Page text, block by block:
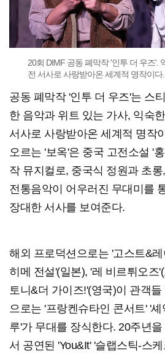
20회 DIMF 공동 폐막작 '인투 더 우즈'.
전 서사로 사랑받아온 세계적 명작이다
공동 폐막작 '인투 더 우즈'는 스
한 음악과 위트 있는 가사, 익숙
서사로 사랑받아온 세계적 명작
오르는 '보옥'은 중국 고전소설 '
작 뮤지컬로, 중국식 정원과 초
전통음악이 어우러진 무대미를
장대한 서사를 보여준다.
해외 프로덕션으로는 '고스트&
히메 전설'(일본), '레 비르튀오즈
토니&더 가이즈!'(영국)이 관객
으로는 '프랑켄슈타인 콘서트' '
루'가 무대를 장식한다. 20주년을
서 공연된 'You&It' '슬랩스틱-스